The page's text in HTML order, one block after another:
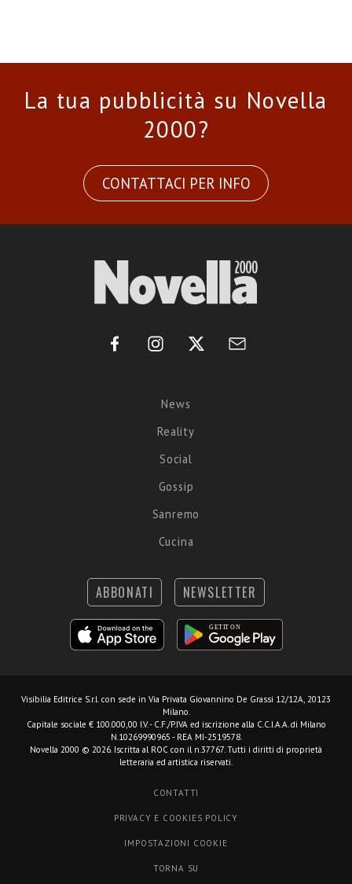
La tua pubblicità su Novella
2000?
CONTATTACI PER INFO
News
Reality
Social
Gossip
Sanremo
Cucina
ABBONATI NEWSLETTER
Visibilia Editrice S.r.l. con sede in Via Privata Giovannino De Grassi 12/12A, 20123
Milano.
Capitale sociale € 100.000,00 I.V. - C.F./P.IVA ed iscrizione alla C.C.I.A.A. di Milano
N.10269990965 - REA MI-2519578.
Novella 2000 © 2026. Iscritta al ROC con il n.37767. Tutti i diritti di proprietà
letteraria ed artistica riservati.
CONTATTI
PRIVACY E COOKIES POLICY
IMPOSTAZIONI COOKIE
TORNA SU